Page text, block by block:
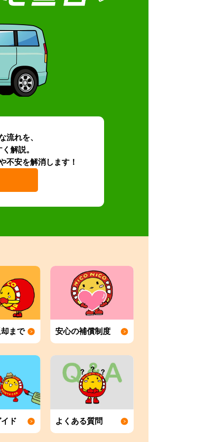
流れを、
解説。
不安を解消します！
まで 安心の補償制度
ド よくある質問